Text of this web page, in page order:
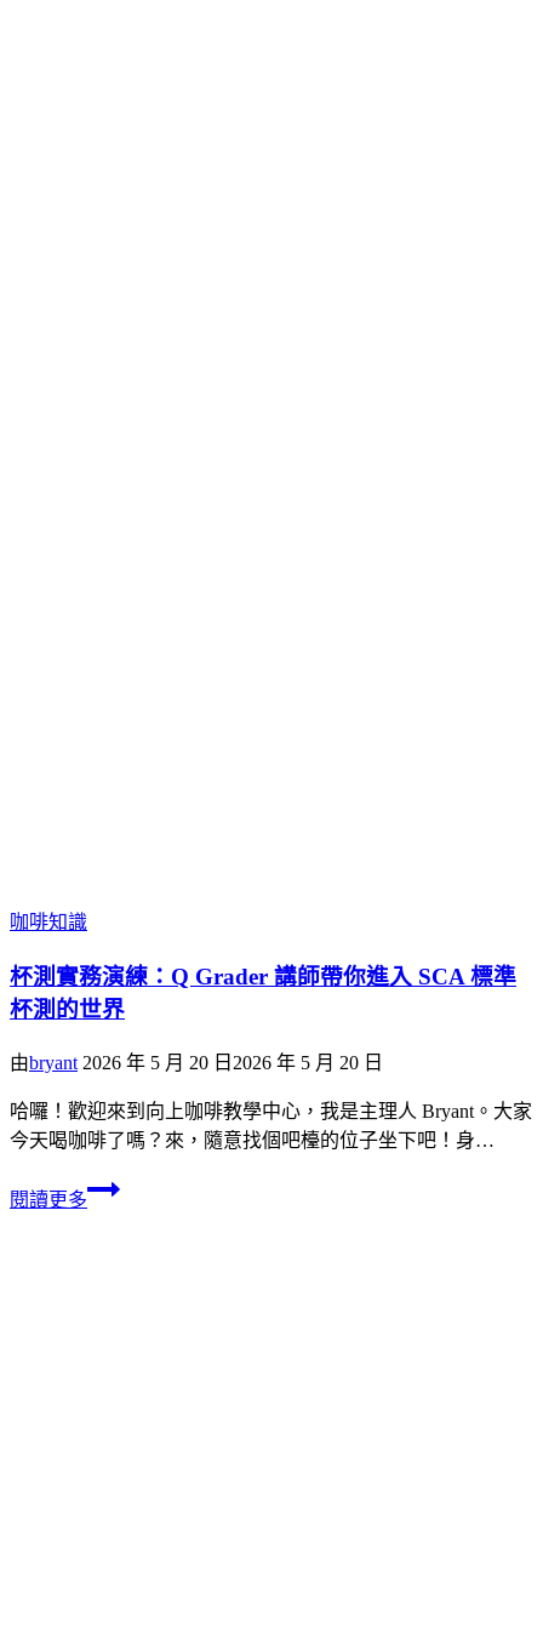
咖啡知識
杯測實務演練：Q Grader 講師帶你進入 SCA 標準
杯測的世界
由bryant 2026 年 5 月 20 日 2026 年 5 月 20 日
哈囉！歡迎來到向上咖啡教學中心，我是主理人 Bryant。大家
今天喝咖啡了嗎？來，隨意找個吧檯的位子坐下吧！身…
閱讀更多